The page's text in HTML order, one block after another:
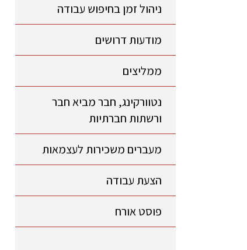
ניהול זמן בחיפוש עבודה
מודעות דרושים
ממליצים
נטוורקינג, חבר מביא חבר
ורשתות חברתיות
מעברים משכירות לעצמאות
הצעת עבודה
פוסט אורח